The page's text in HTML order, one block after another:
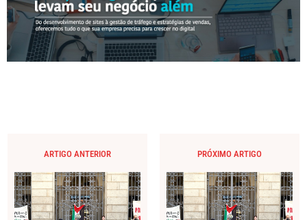
ARTIGO ANTERIOR PRÓXIMO ARTIGO